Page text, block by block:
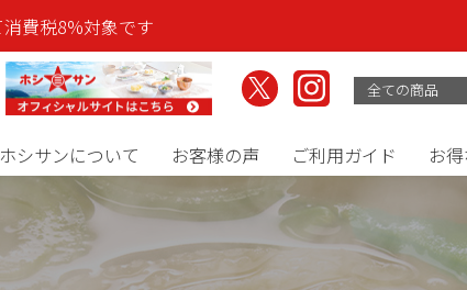
費税8%対象です
ホシサンについて お客様の声 ご利用ガイド お